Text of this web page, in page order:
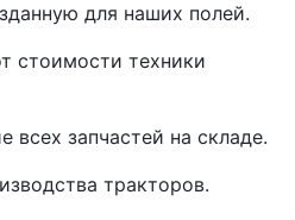
для наших полей.
стоимости техники
всех запчастей на складе.
тракторов.